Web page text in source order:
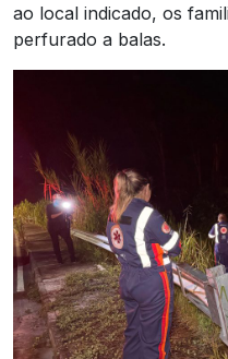
ao local indicado, os
perfurado a balas.